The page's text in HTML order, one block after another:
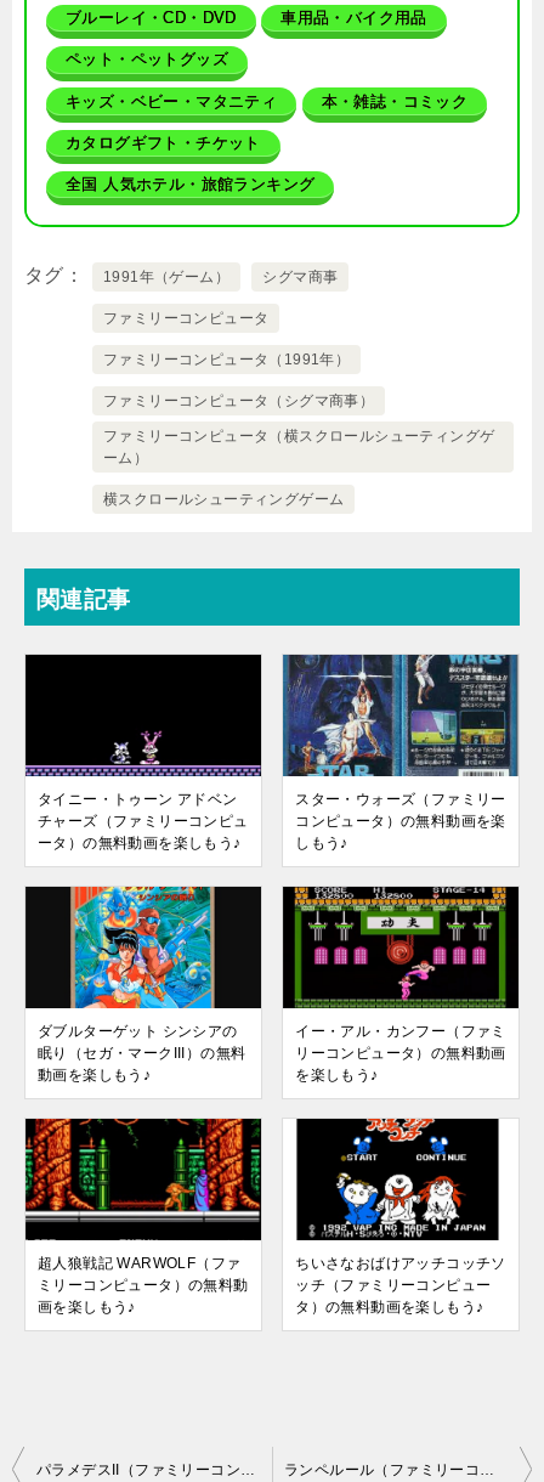
ブルーレイ・CD・DVD 車用品・バイク用品
ペット・ペットグッズ
キッズ・ベビー・マタニティ 本・雑誌・コミック
カタログギフト・チケット
全国 人気ホテル・旅館ランキング
タグ 1991年（ゲーム） シグマ商事
ファミリーコンピュータ
ファミリーコンピュータ（1991年）
ファミリーコンピュータ（シグマ商事）
ファミリーコンピュータ（横スクロールシューティングゲ
ーム）
横スクロールシューティングゲーム
関連記事
タイニー・トゥーン アドベン
チャーズ（ファミリーコンピュ
ータ）の無料動画を楽しもう♪
スター・ウォーズ（ファミリー
コンピュータ）の無料動画を楽
しもう♪
ダブルターゲット シンシアの
眠り（セガ・マークIII）の無料
動画を楽しもう♪
イー・アル・カンフー（ファミ
リーコンピュータ）の無料動画
を楽しもう♪
超人狼戦記 WARWOLF（ファ
ミリーコンピュータ）の無料動
画を楽しもう♪
ちいさなおばけアッチコッチソ
ッチ（ファミリーコンピュー
タ）の無料動画を楽しもう♪
投 パラメデスII（ファミリーコンピュータ）の無料動画を楽しもう♪ ランペルール（ファミリーコンピュータ）の無料動画を楽しもう♪